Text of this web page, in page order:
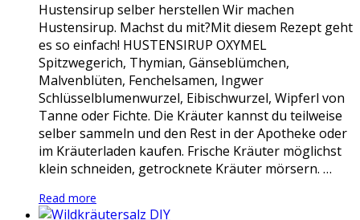
Hustensirup selber herstellen Wir machen
Hustensirup. Machst du mit?Mit diesem Rezept geht
es so einfach! HUSTENSIRUP OXYMEL
Spitzwegerich, Thymian, Gänseblümchen,
Malvenblüten, Fenchelsamen, Ingwer
Schlüsselblumenwurzel, Eibischwurzel, Wipferl von
Tanne oder Fichte. Die Kräuter kannst du teilweise
selber sammeln und den Rest in der Apotheke oder
im Kräuterladen kaufen. Frische Kräuter möglichst
klein schneiden, getrocknete Kräuter mörsern. …
Read more